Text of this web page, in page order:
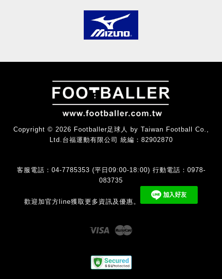
Copyright © 2026 Footballer足球人 by Taiwan Football Co.,
Ltd.台福運動有限公司 統編：82902870
客服電話：04-7785353 (平日09:00-18:00) 行動電話：0978-
083735
歡迎加官方line獲取更多資訊及優惠。
Visa